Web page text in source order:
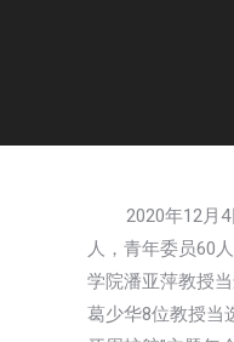
2020年12月4日
人，青年委员60
学院潘亚萍教授
葛少华8位教授当